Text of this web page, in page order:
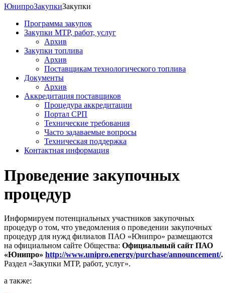
ЮнипроЗакупкиЗакупки
Программа закупок
Закупки МТР, работ, услуг
Архив
Закупки топлива
Архив
Поставщикам технологического топлива
Документы
Архив
Аккредитация поставщиков
Процедура аккредитации
Портал СРП
Технические требования
Часто задаваемые вопросы
Техническая поддержка
Контактная информация
Проведение закупочных
процедур
Информируем потенциальных участников закупочных
процедур о том, что уведомления о проведении закупочных
процедур для нужд филиалов ПАО «Юнипро» размещаются
на официальном сайте Общества: Официальный сайт ПАО
«Юнипро» http://www.unipro.energy/purchase/announcement/.
Раздел «Закупки МТР, работ, услуг».
а также: